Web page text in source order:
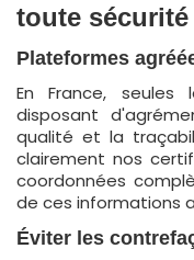
toute sécurité
Plateformes
En France,
disposant
qualité et la
clairement nos
coordonnées
de ces informations
Éviter les